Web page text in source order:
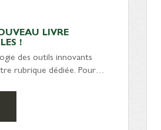
LIVRE
!
des outils innovants
rubrique dédiée. Pour…